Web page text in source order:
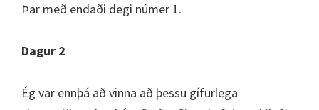
Þar með endaði degi númer 1.
Dagur 2
Ég var ennþá að vinna að þessu gífurlega